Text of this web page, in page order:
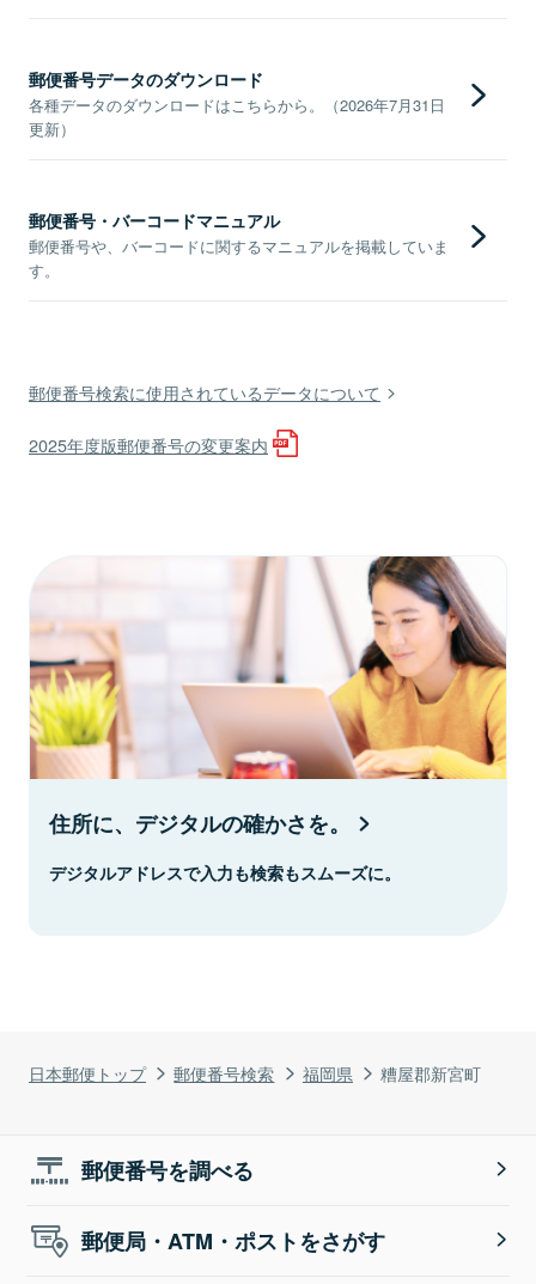
日本郵便トップ 郵便番号検索 福岡県 糟屋郡新宮町
郵便番号データのダウンロード
各種データのダウンロードはこちらから。（2026年7月31日
更新）
郵便番号・バーコードマニュアル
郵便番号や、バーコードに関するマニュアルを掲載していま
す。
郵便番号検索に使用されているデータについて
2025年度版郵便番号の変更案内
住所に、デジタルの確かさを。
デジタルアドレスで入力も検索もスムーズに。
郵便番号を調べる
郵便局・ATM・ポストをさがす